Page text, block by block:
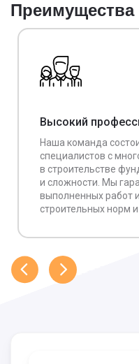
Высокий
Наша команда
специалистов с
в строительстве
и сложности. Мы
выполненных работ
строительных норм и